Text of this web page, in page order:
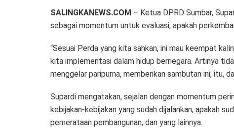
SALINGKANEWS.COM – Ketua DPRD Sumbar,
sebagai momentum untuk evaluasi, apakah
“Sesuai Perda yang kita sahkan, ini mau keempat
kita implementasi dalam hidup bernegara. Artinya
menggelar paripurna, memberikan sambutan ini, itu,
Supardi mengatakan, sejalan dengan momentum
kebijakan-kebijakan yang sudah dijalankan, apakah
pemerataan pembangunan, dan yang lainnya.